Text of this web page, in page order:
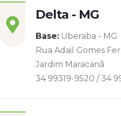
Delta - MG
Base: Uberaba - MG
Rua Adail Gomes
Jardim Maracanã
34 99319-9520 / 34